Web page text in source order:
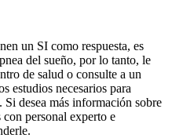
un SI como respuesta, es
del sueño, por lo tanto, le
de salud o consulte a un
estudios necesarios para
desea más información sobre
con personal experto e